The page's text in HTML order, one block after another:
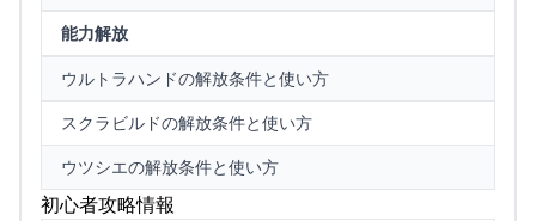
能力解放
ウルトラハンドの解放条件と使い方
スクラビルドの解放条件と使い方
ウツシエの解放条件と使い方
初心者攻略情報